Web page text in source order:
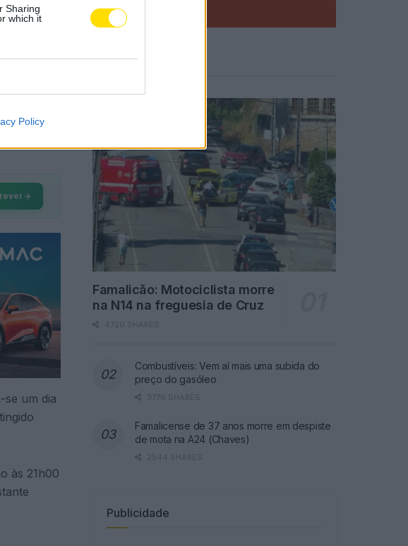
Sharing
which it
Policy
30
se um dia
às 21h00
Notícias Populares
Famalicão: Motociclista morre
na N14 na freguesia de Cruz
4720 SHARES
Combustíveis: Vem aí mais uma subida do
preço do gasóleo
3779 SHARES
Famalicense de 37 anos morre em despiste
de mota na A24 (Chaves)
2544 SHARES
Publicidade